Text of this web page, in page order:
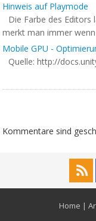
Hinweis auf Playmode
Die Farbe des Editors
merkt man immer
Mobile GPU -
Quelle: http://
Kommentare sind
Home |